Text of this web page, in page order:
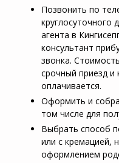
Позвонить по
круглосуточного
агента в
консультант
звонка.
срочный приезд и
оплачивается.
Оформить и
том числе для
Выбрать способ
или с кремацией,
оформлением